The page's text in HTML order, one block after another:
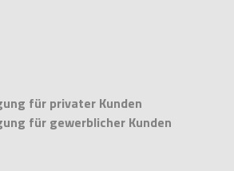
für privater Kunden
für gewerblicher Kunden